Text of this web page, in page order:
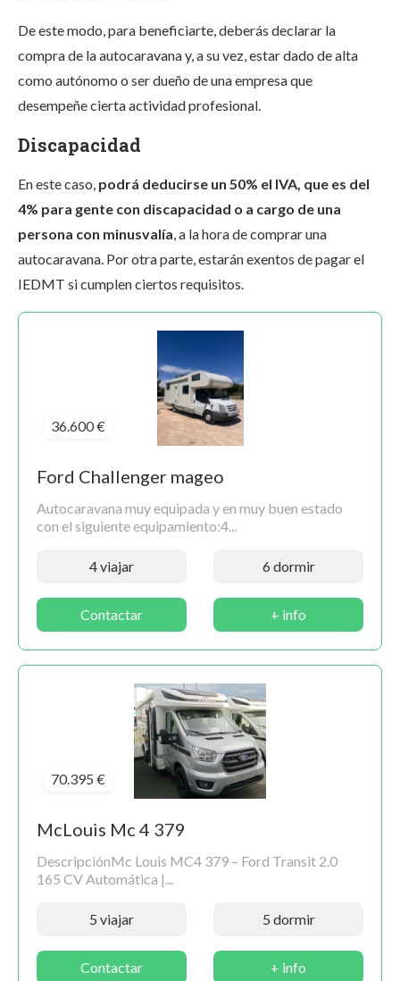
De este modo, para beneficiarte, deberás declarar la
compra de la autocaravana y, a su vez, estar dado de alta
como autónomo o ser dueño de una empresa que
desempeñe cierta actividad profesional.
Discapacidad
En este caso, podrá deducirse un 50% el IVA, que es del
4% para gente con discapacidad o a cargo de una
persona con minusvalía , a la hora de comprar una
autocaravana. Por otra parte, estarán exentos de pagar el
IEDMT si cumplen ciertos requisitos.
36.600 €
Ford Challenger mageo
Autocaravana muy equipada y en muy buen estado
con el siguiente equipamiento:4...
4 viajar 6 dormir
Contactar + info
70.395 €
McLouis Mc 4 379
DescripciónMc Louis MC4 379 – Ford Transit 2.0
165 CV Automática |...
5 viajar 5 dormir
Contactar + info